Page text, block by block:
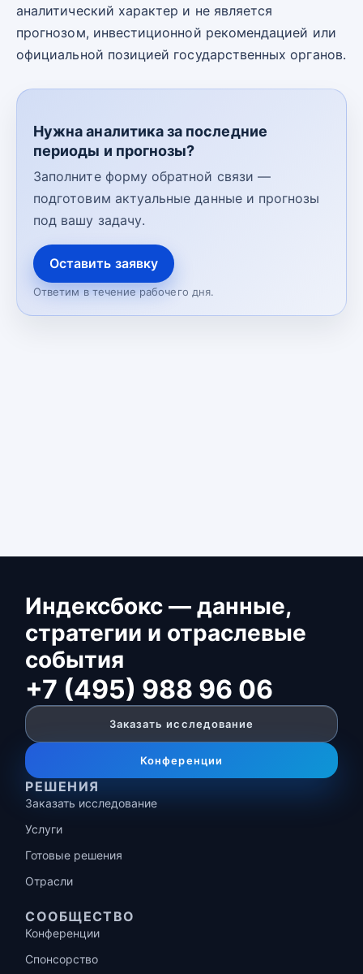
аналитический характер и не является
прогнозом, инвестиционной рекомендацией или
официальной позицией государственных органов.
Нужна аналитика за последние
периоды и прогнозы?
Заполните форму обратной связи —
подготовим актуальные данные и прогнозы
под вашу задачу.
Оставить заявку
Ответим в течение рабочего дня.
Индексбокс — данные,
стратегии и отраслевые
события
+7 (495) 988 96 06
Заказать исследование
Конференции
РЕШЕНИЯ
Заказать исследование
Услуги
Готовые решения
Отрасли
СООБЩЕСТВО
Конференции
Спонсорство